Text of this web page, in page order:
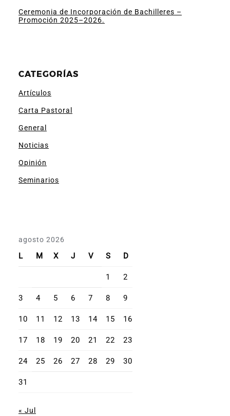
Ceremonia de Incorporación de Bachilleres –
Promoción 2025–2026.
CATEGORÍAS
Artículos
Carta Pastoral
General
Noticias
Opinión
Seminarios
agosto 2026
L M X J V S D
1 2
3 4 5 6 7 8 9
10 11 12 13 14 15 16
17 18 19 20 21 22 23
24 25 26 27 28 29 30
31
« Jul